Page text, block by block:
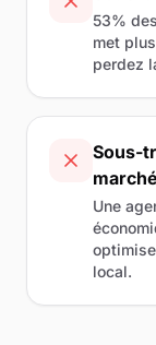
53%
met
perdez
Sous-
marché
Une
local.